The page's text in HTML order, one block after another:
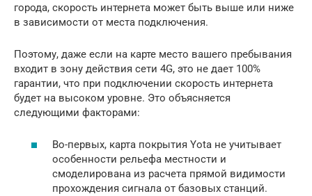
города, скорость интернета может быть выше или ниже
в зависимости от места подключения.
Поэтому, даже если на карте место вашего пребывания
входит в зону действия сети 4G, это не дает 100%
гарантии, что при подключении скорость интернета
будет на высоком уровне. Это объясняется
следующими факторами:
Во-первых, карта покрытия Yota не учитывает
особенности рельефа местности и
смоделирована из расчета прямой видимости
прохождения сигнала от базовых станций.